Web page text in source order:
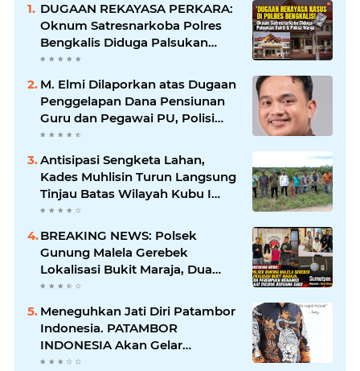
DUGAAN REKAYASA PERKARA:
Oknum Satresnarkoba Polres
Bengkalis Diduga Palsukan
Barang Bukti Hingga Paksa
Warga Hadir di TKP
M. Elmi Dilaporkan atas Dugaan
Penggelapan Dana Pensiunan
Guru dan Pegawai PU, Polisi
Pastikan Proses Hukum
Berjalan
Antisipasi Sengketa Lahan,
Kades Muhlisin Turun Langsung
Tinjau Batas Wilayah Kubu I
yang Diduga Diserobot PT Jatim
BREAKING NEWS: Polsek
Gunung Malela Gerebek
Lokalisasi Bukit Maraja, Dua
Perempuan Menangis Saat
Diciduk Bersama Sabu
Meneguhkan Jati Diri Patambor
Indonesia. PATAMBOR
INDONESIA Akan Gelar
RAKERNAS II Di Jakarta.